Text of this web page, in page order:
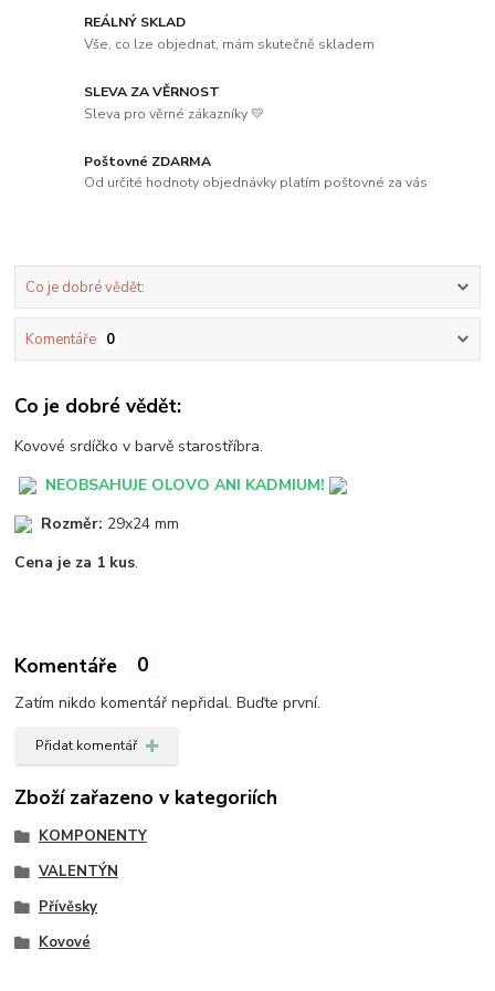
REÁLNÝ SKLAD
Vše, co lze objednat, mám skutečně skladem
SLEVA ZA VĚRNOST
Sleva pro věrné zákazníky 💛
Poštovné ZDARMA
Od určité hodnoty objednávky platím poštovné za vás
Co je dobré vědět:
Komentáře 0
Co je dobré vědět:
Kovové srdíčko v barvě starostříbra.
NEOBSAHUJE OLOVO ANI KADMIUM!
Rozměr: 29x24 mm
Cena je za 1 kus.
Komentáře 0
Zatím nikdo komentář nepřidal. Buďte první.
Přidat komentář
Zboží zařazeno v kategoriích
KOMPONENTY
VALENTÝN
Přívěsky
Kovové